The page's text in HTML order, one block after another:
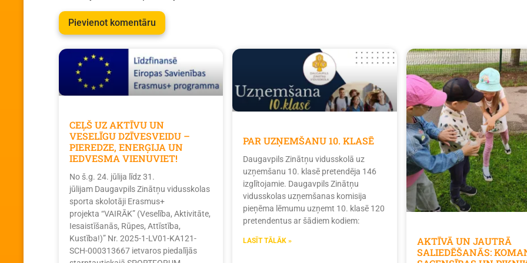
CEĻŠ UZ AKTĪVU UN
VESELĪGU DZĪVESVEIDU –
PIEREDZE, ENERĢIJA UN
IEDVESMA VIENUVIET!
No š.g. 24. jūlija līdz 31.
jūlijam Daugavpils Zinātņu vidusskolas
sporta skolotāji Erasmus+
projekta “VAIRĀK” (Veselība, Aktivitāte,
Iesaistīšanās, Rūpes, Attīstība,
Kustība!)” Nr. 2025-1-LV01-KA121-
SCH-000313667 ietvaros piedalījās
PAR UZŅEMŠANU 10. KLASĒ
Daugavpils Zinātņu vidusskolā uz
uzņemšanu 10. klasē pretendēja 146
izglītojamie. Daugavpils Zinātņu
vidusskolas uzņemšanas komisija
pieņēma lēmumu uzņemt 10. klasē 120
pretendentus ar šādiem kodiem:
LASĪT TĀLĀK »
AKTĪVĀ UN JAUTRĀ
SALIEDĒŠANĀS: